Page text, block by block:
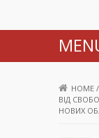
HOME /
ВІД
НОВИХ